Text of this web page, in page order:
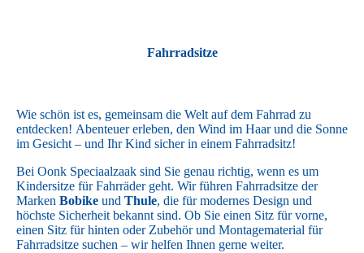
Fahrradsitze
Wie schön ist es, gemeinsam die Welt auf dem Fahrrad zu
entdecken! Abenteuer erleben, den Wind im Haar und die Sonne
im Gesicht – und Ihr Kind sicher in einem Fahrradsitz!
Bei Oonk Speciaalzaak sind Sie genau richtig, wenn es um
Kindersitze für Fahrräder geht. Wir führen Fahrradsitze der
Marken Bobike und Thule, die für modernes Design und
höchste Sicherheit bekannt sind. Ob Sie einen Sitz für vorne,
einen Sitz für hinten oder Zubehör und Montagematerial für
Fahrradsitze suchen – wir helfen Ihnen gerne weiter.